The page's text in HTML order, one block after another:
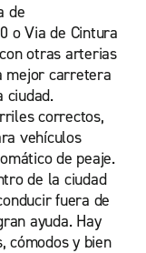
de
o Via de Cintura
otras arterias
mejor carretera
ciudad.
correctos,
vehículos
de peaje.
de la ciudad
fuera de
ayuda. Hay
cómodos y bien